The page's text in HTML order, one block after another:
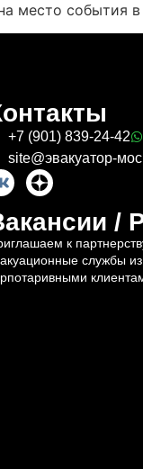
место события
+7 (901) 839-24-42
site@эвакуатор-
/
к
службы